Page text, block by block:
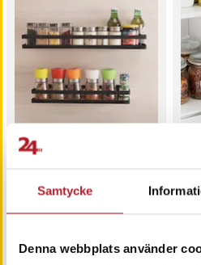
Samtycke
Denna webbplats använder
Väggmonterad
kryddförvaring
:99 kr
I lager, levereras inom 1-2 vardagar
Köp
99